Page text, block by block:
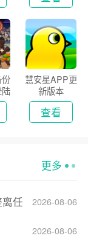
慧安星APP更
新版本
查看
更多
2026-08-06
任
2026-08-06